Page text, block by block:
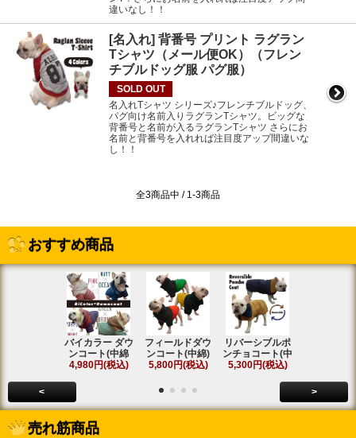
違いなし！！
[名入れ] 背番号 プリント ラグラン
Tシャツ（メール便OK）（フレン
チブルドッグ服 パグ服）
SOLD OUT
名入れTシャツ シリーズ♪フレンチブルドッグ、
パグ向け名前入りラグランTシャツ。ビッグな
背番号と名前が入るラグランTシャツ さらにお
名前と背番号を入れれば注目度アップ間違いな
し！！
全3商品中 / 1-3商品
おすすめ商品
バイカラー ダウ
ンコート(中綿
4,980円(税込)
フィールドダウ
ンコート(中綿)
5,800円(税込)
リバーシブルポ
ンチョコート(中
5,300円(税込)
< >
売れ筋商品